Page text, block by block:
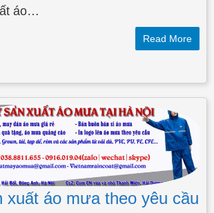
áo…
Read More
xuất áo mưa theo yêu cầu